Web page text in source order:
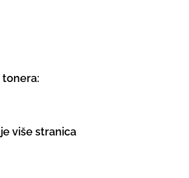
tonera:
više stranica